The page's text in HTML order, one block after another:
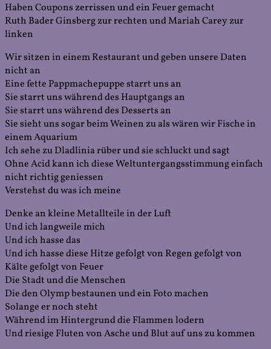
Haben Coupons zerrissen und ein Feuer gemacht
Ruth Bader Ginsberg zur rechten und Mariah Carey zur
linken
Wir sitzen in einem Restaurant und geben unsere Daten
nicht an
Eine fette Pappmachepuppe starrt uns an
Sie starrt uns während des Hauptgangs an
Sie starrt uns während des Desserts an
Sie sieht uns sogar beim Weinen zu als wären wir Fische in
einem Aquarium
Ich sehe zu Dladlinia rüber und sie schluckt und sagt
Ohne Acid kann ich diese Weltuntergangsstimmung einfach
nicht richtig geniessen
Verstehst du was ich meine
Denke an kleine Metallteile in der Luft
Und ich langweile mich
Und ich hasse das
Und ich hasse diese Hitze gefolgt von Regen gefolgt von
Kälte gefolgt von Feuer
Die Stadt und die Menschen
Die den Olymp bestaunen und ein Foto machen
Solange er noch steht
Während im Hintergrund die Flammen lodern
Und riesige Fluten von Asche und Blut auf uns zu kommen